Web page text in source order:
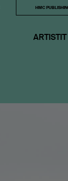
HMC
ARTISTIT